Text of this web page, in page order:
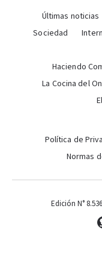
Últimas noticias
Sociedad
Haciendo
La Cocina del
Política de
Normas
Edición N°